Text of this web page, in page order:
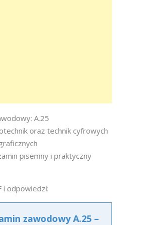
A.25
oraz technik cyfrowych
pisemny i praktyczny
i odpowiedzi:
zawodowy A.25 –